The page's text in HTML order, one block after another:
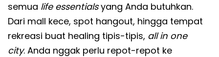
semua life essentialsyang Anda butuhkan.
Dari mall kece, spot hangout, hingga tempat
rekreasi buat healing tipis-tipis, all in one
city. Anda nggak perlu repot-repot ke